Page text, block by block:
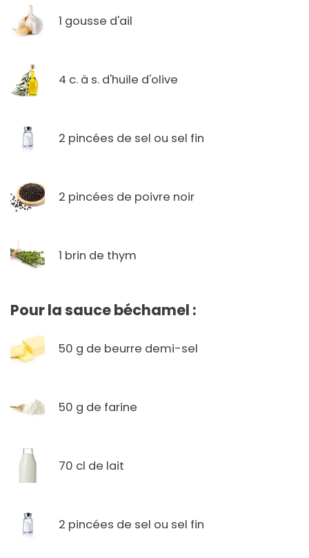
1 gousse d'ail
4 c. à s. d'huile d'olive
2 pincées de sel ou sel fin
2 pincées de poivre noir
1 brin de thym
Pour la sauce béchamel :
50 g de beurre demi-sel
50 g de farine
70 cl de lait
2 pincées de sel ou sel fin